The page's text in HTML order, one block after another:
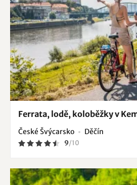
Ferrata, lodě, koloběžky v
České Švýcarsko Děčín
9/10